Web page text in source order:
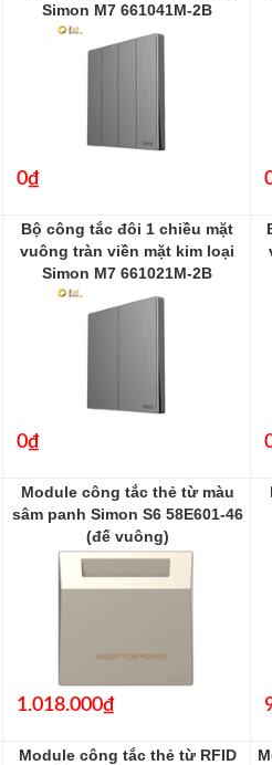
Simon M7 661041M-2B
0₫
Bộ công tắc đôi 1 chiều mặt
vuông tràn viền mặt kim loại
Simon M7 661021M-2B
661021M-2B
0₫
Module công tắc thẻ từ màu
sâm panh Simon S6 58E601-46
(đế vuông)
58E601-46
1.018.000₫
Module công tắc thẻ từ RFID